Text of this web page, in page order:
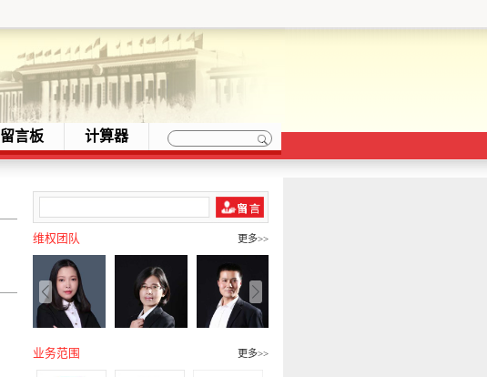
留言板 计算器
维权团队 更多>>
业务范围 更多>>